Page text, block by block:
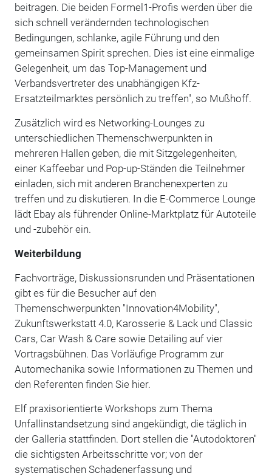
beitragen. Die beiden Formel1-Profis werden über die
sich schnell verändernden technologischen
Bedingungen, schlanke, agile Führung und den
gemeinsamen Spirit sprechen. Dies ist eine einmalige
Gelegenheit, um das Top-Management und
Verbandsvertreter des unabhängigen Kfz-
Ersatzteilmarktes persönlich zu treffen", so Mußhoff.
Zusätzlich wird es Networking-Lounges zu
unterschiedlichen Themenschwerpunkten in
mehreren Hallen geben, die mit Sitzgelegenheiten,
einer Kaffeebar und Pop-up-Ständen die Teilnehmer
einladen, sich mit anderen Branchenexperten zu
treffen und zu diskutieren. In die E-Commerce Lounge
lädt Ebay als führender Online-Marktplatz für Autoteile
und -zubehör ein.
Weiterbildung
Fachvorträge, Diskussionsrunden und Präsentationen
gibt es für die Besucher auf den
Themenschwerpunkten "Innovation4Mobility",
Zukunftswerkstatt 4.0, Karosserie & Lack und Classic
Cars, Car Wash & Care sowie Detailing auf vier
Vortragsbühnen. Das Vorläufige Programm zur
Automechanika sowie Informationen zu Themen und
den Referenten finden Sie hier.
Elf praxisorientierte Workshops zum Thema
Unfallinstandsetzung sind angekündigt, die täglich in
der Galleria stattfinden. Dort stellen die "Autodoktoren"
die sichtigsten Arbeitsschritte vor; von der
systematischen Schadenerfassung und